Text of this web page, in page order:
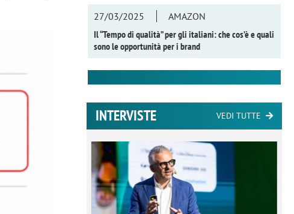
27/03/2025
AMAZON
Il “Tempo di qualità” per gli italiani: che cos’è e quali
sono le opportunità per i brand
INTERVISTE VEDI TUTTE